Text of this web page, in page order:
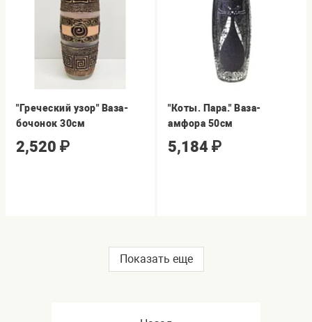
"Греческий узор" Ваза-
бочонок 30см
2,520 ₽
"Коты. Пара." Ваза-
амфора 50см
5,184 ₽
Показать еще